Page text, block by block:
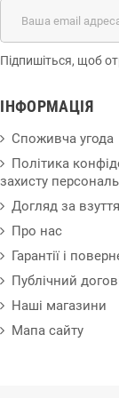
Підпишіться, щоб
ІНФОРМАЦІЯ
Споживча угода
Політика
захисту
Догляд за
Про нас
Гарантії і
Публічний
Наші магазини
Мапа сайту